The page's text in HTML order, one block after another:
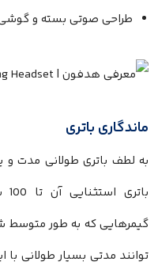
طراحی صوتی بسته و گوشی
ماندگاری باتری
گیمرهایی که به طور
توانند مدتی بسیار طولانی